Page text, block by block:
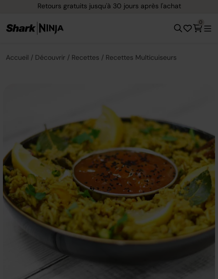
Retours gratuits jusqu'à 30 jours après l'achat
0
Accueil Découvrir Recettes Recettes Multicuiseurs